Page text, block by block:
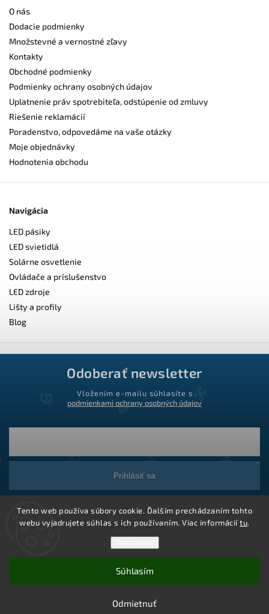
Tento web používa súbory cookie. Ďalším prechádzaním tohto
webu vyjadrujete súhlas s ich používaním. Viac informáciítu.
Odmietnuť
Súhlasím
O nás
Dodacie podmienky
Množstevné a vernostné zľavy
Kontakty
Obchodné podmienky
Podmienky ochrany osobných údajov
Uplatnenie práv spotrebiteľa, odstúpenie od zmluvy
Riešenie reklamácií
Poradenstvo, odpovedáme na vaše otázky
Moje objednávky
Hodnotenia obchodu
Navigácia
LED pásiky
LED svietidlá
Solárne osvetlenie
Ovládače a príslušenstvo
LED zdroje
Lišty a profily
Blog
Odoberať newsletter
Vložením e-mailu súhlasíte s
podmienkami ochrany osobných údajov
Prihlásiť sa
Vytvoril Shoptet